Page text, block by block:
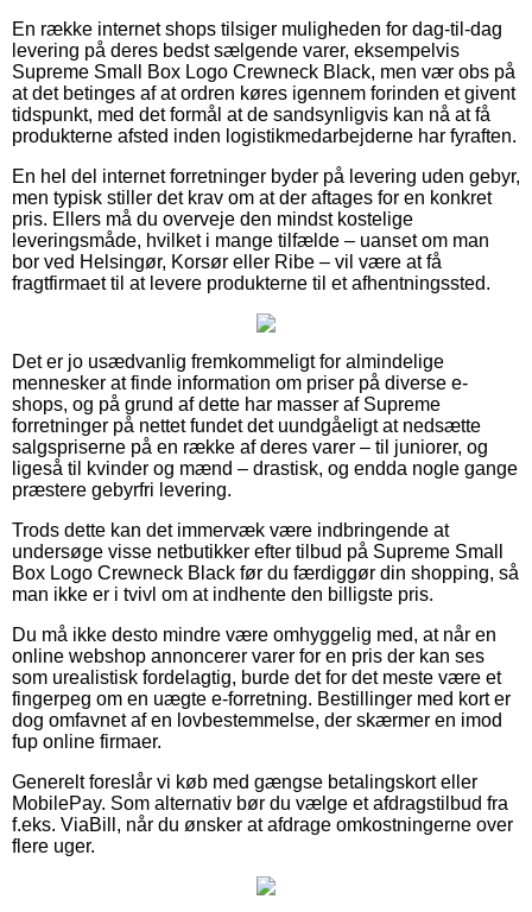
En række internet shops tilsiger muligheden for dag-til-dag
levering på deres bedst sælgende varer, eksempelvis
Supreme Small Box Logo Crewneck Black, men vær obs på
at det betinges af at ordren køres igennem forinden et givent
tidspunkt, med det formål at de sandsynligvis kan nå at få
produkterne afsted inden logistikmedarbejderne har fyraften.
En hel del internet forretninger byder på levering uden gebyr,
men typisk stiller det krav om at der aftages for en konkret
pris. Ellers må du overveje den mindst kostelige
leveringsmåde, hvilket i mange tilfælde – uanset om man
bor ved Helsingør, Korsør eller Ribe – vil være at få
fragtfirmaet til at levere produkterne til et afhentningssted.
Det er jo usædvanlig fremkommeligt for almindelige
mennesker at finde information om priser på diverse e-
shops, og på grund af dette har masser af Supreme
forretninger på nettet fundet det uundgåeligt at nedsætte
salgspriserne på en række af deres varer – til juniorer, og
ligeså til kvinder og mænd – drastisk, og endda nogle gange
præstere gebyrfri levering.
Trods dette kan det immervæk være indbringende at
undersøge visse netbutikker efter tilbud på Supreme Small
Box Logo Crewneck Black før du færdiggør din shopping, så
man ikke er i tvivl om at indhente den billigste pris.
Du må ikke desto mindre være omhyggelig med, at når en
online webshop annoncerer varer for en pris der kan ses
som urealistisk fordelagtig, burde det for det meste være et
fingerpeg om en uægte e-forretning. Bestillinger med kort er
dog omfavnet af en lovbestemmelse, der skærmer en imod
fup online firmaer.
Generelt foreslår vi køb med gængse betalingskort eller
MobilePay. Som alternativ bør du vælge et afdragstilbud fra
f.eks. ViaBill, når du ønsker at afdrage omkostningerne over
flere uger.